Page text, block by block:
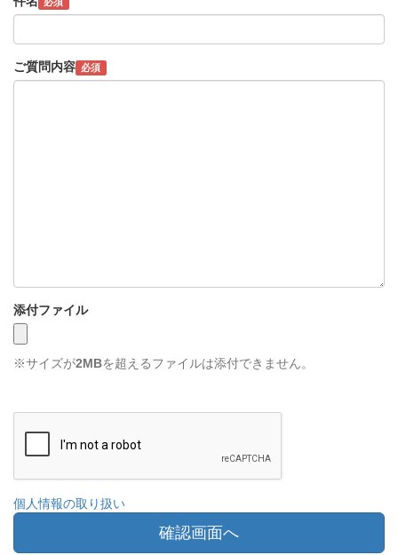
ご質問内容 必須
添付ファイル
※サイズが2MBを超えるファイルは添付できません。
個人情報の取り扱い
確認画面へ